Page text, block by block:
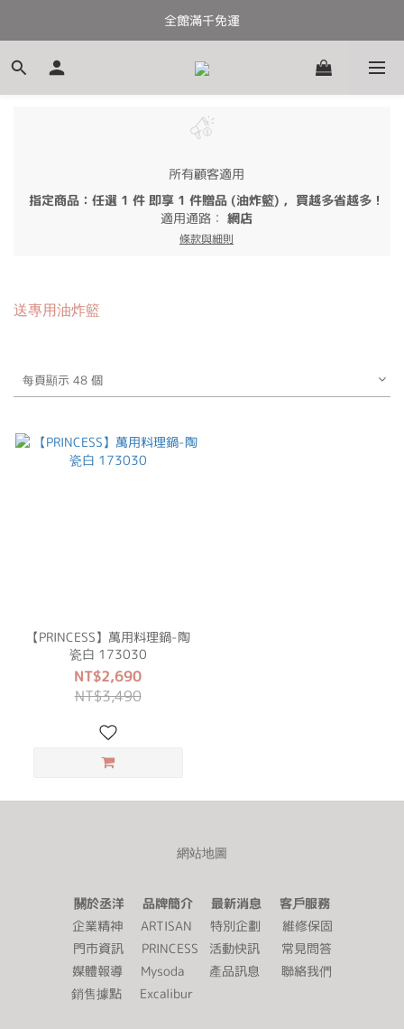
全館滿千免運
全館滿千免運
加入會員送100元購物金
所有顧客適用
指定商品：任選 1 件 即享 1 件贈品 (油炸籃) ，買越多省越多！
適用通路： 網店
條款與細則
送專用油炸籃
每頁顯示 48 個
【PRINCESS】萬用料理鍋-陶
瓷白 173030
NT$2,690
NT$3,490
網站地圖
關於丞洋 品牌簡介 最新消息 客戶服務
企業精神
ARTISAN 特別企劃
維修保固
門市資訊
PRINCESS 活動快訊
常見問答
媒體報導
Mysoda 產品訊息
聯絡我們
銷售據點
Excalibur